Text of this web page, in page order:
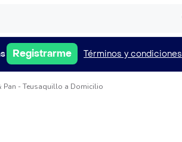
Registrarme Términos y condiciones
Pan - Teusaquillo a Domicilio